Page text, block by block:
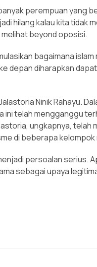
perempuan yang
hilang kalau kita tidak
beyond oposisi.
bagaimana
depan diharapkan
Ninik Rahayu.
ini telah mengganggu
ungkapnya, telah
di beberapa kelompok
persoalan serius.
sebagai upaya